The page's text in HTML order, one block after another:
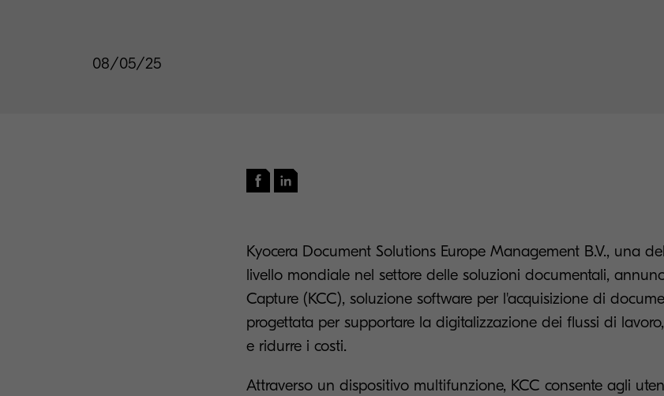
08/05/25
Kyocera Document Solutions Europe Management B.V., una
livello mondiale nel settore delle soluzioni documentali,
Capture (KCC), soluzione software per l'acquisizione di
progettata per supportare la digitalizzazione dei flussi di
e ridurre i costi.
Attraverso un dispositivo multifunzione, KCC consente agli